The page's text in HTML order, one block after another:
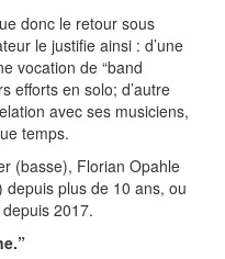
donc le retour sous
le justifie ainsi : d’une
vocation de “band
efforts en solo; d’autre
avec ses musiciens,
temps.
(basse), Florian Opahle
depuis plus de 10 ans, ou
2017.